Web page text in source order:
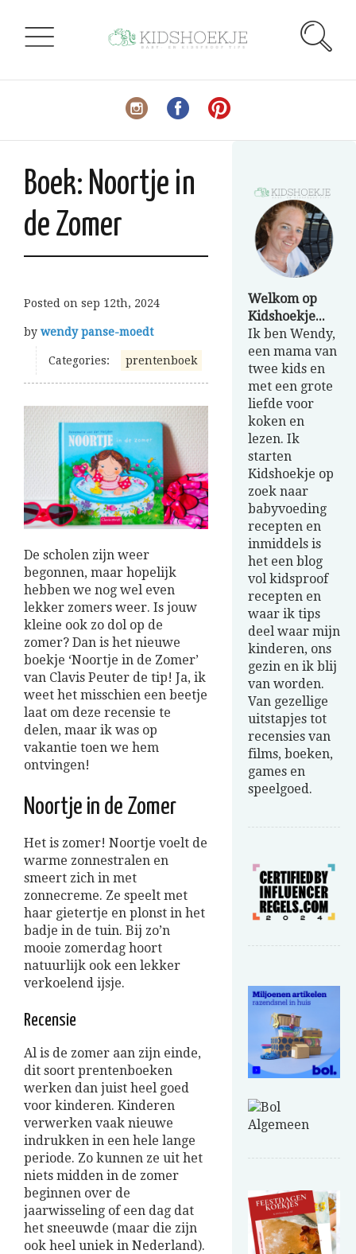
Boek: Noortje in
de Zomer
Posted on sep 12th, 2024
by wendy panse-moedt
Categories: prentenboek
De scholen zijn weer
begonnen, maar hopelijk
hebben we nog wel even
lekker zomers weer. Is jouw
kleine ook zo dol op de
zomer? Dan is het nieuwe
boekje ‘Noortje in de Zomer’
van Clavis Peuter de tip! Ja, ik
weet het misschien een beetje
laat om deze recensie te
delen, maar ik was op
vakantie toen we hem
ontvingen!
Noortje in de Zomer
Het is zomer! Noortje voelt de
warme zonnestralen en
smeert zich in met
zonnecreme. Ze speelt met
haar gietertje en plonst in het
badje in de tuin. Bij zo’n
mooie zomerdag hoort
natuurlijk ook een lekker
verkoelend ijsje.
Recensie
Al is de zomer aan zijn einde,
dit soort prentenboeken
werken dan juist heel goed
voor kinderen. Kinderen
verwerken vaak nieuwe
indrukken in een hele lange
periode. Zo kunnen ze uit het
niets midden in de zomer
beginnen over de
jaarwisseling of een dag dat
het sneeuwde (maar die zijn
ook heel uniek in Nederland).
Welkom op
Kidshoekje...
Ik ben Wendy,
een mama van
twee kids en
met een grote
liefde voor
koken en
lezen. Ik
starten
Kidshoekje op
zoek naar
babyvoeding
recepten en
inmiddels is
het een blog
vol kidsproof
recepten en
waar ik tips
deel waar mijn
kinderen, ons
gezin en ik blij
van worden.
Van gezellige
uitstapjes tot
recensies van
films, boeken,
games en
speelgoed.